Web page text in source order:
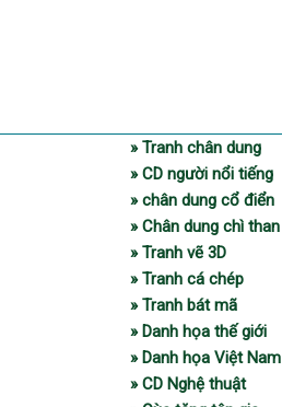
» Tranh chân dung
» CD người nổi tiếng
» chân dung cổ điển
» Chân dung chì than
» Tranh vẽ 3D
» Tranh cá chép
» Tranh bát mã
» Danh họa thế giới
» Danh họa Việt Nam
» CD Nghệ thuật